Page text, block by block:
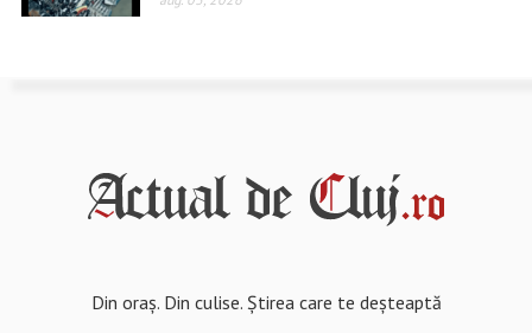
Din oraș. Din culise. Știrea care te deșteaptă